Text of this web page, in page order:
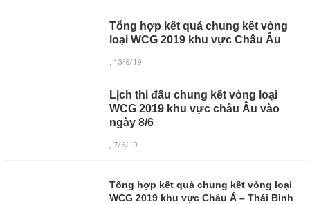
Tổng hợp kết quả chung kết vòng
loại WCG 2019 khu vực Châu Âu
, 13/6/19
Lịch thi đấu chung kết vòng loại
WCG 2019 khu vực châu Âu vào
ngày 8/6
, 7/6/19
Tổng hợp kết quả chung kết vòng loại
WCG 2019 khu vực Châu Á – Thái Bình